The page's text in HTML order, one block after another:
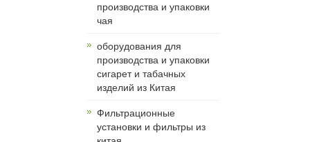
производства и упаковки
чая
оборудования для
производства и упаковки
сигарет и табачных
изделий из Китая
Фильтрационные
установки и фильтры из